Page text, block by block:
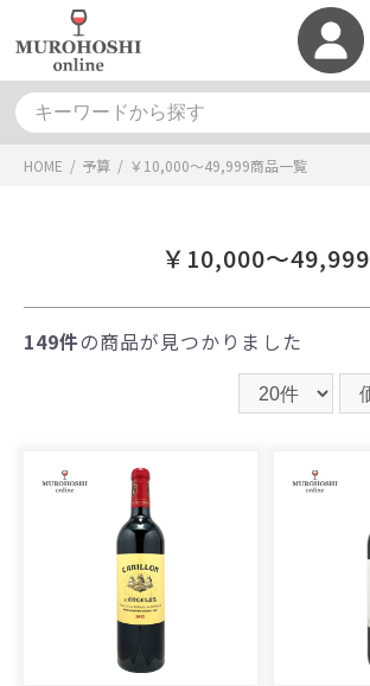
HOME / 予算 / ￥10,000～49,999商品一覧
￥10,000～49,999
149件の商品が見つかりました